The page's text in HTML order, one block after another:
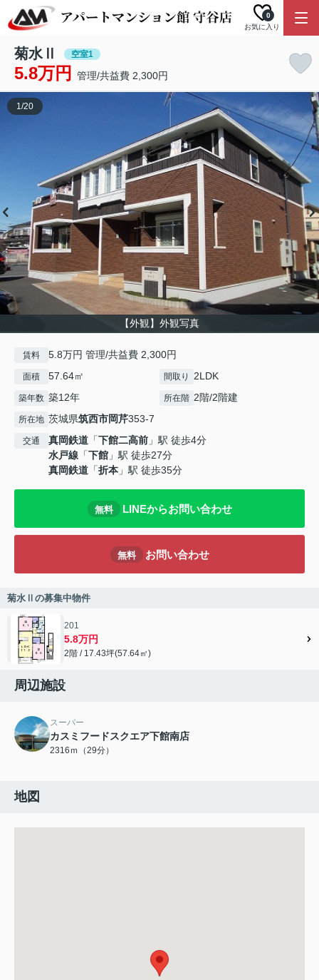
お気に入り
0
菊水Ⅱ 空室1
5.8万円 管理/共益費 2,300円
【外観】外観写真
1/20
賃料 5.8万円 管理/共益費 2,300円
面積 57.64㎡ 間取り 2LDK
築年数 築12年 所在階 2階/2階建
所在地 茨城県筑西市岡芹353-7
交通 真岡鉄道 「下館二高前 」駅 徒歩4分
水戸線 「下館 」駅 徒歩27分
真岡鉄道 「折本 」駅 徒歩35分
無料 LINEからお問い合わせ
無料 お問い合わせ
菊水Ⅱの募集中物件
201
5.8万円
2階 / 17.43坪(57.64㎡)
周辺施設
スーパー
カスミフードスクエア下館南店
2316ｍ（29分）
地図